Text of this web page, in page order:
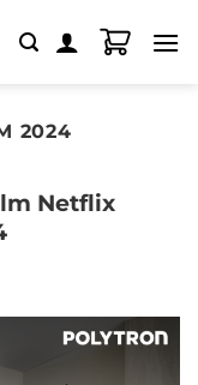
2024
Netflix